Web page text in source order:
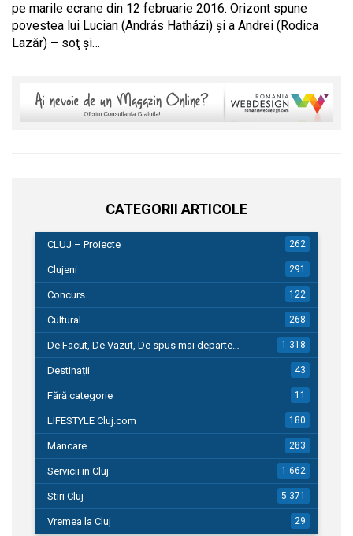
pe marile ecrane din 12 februarie 2016. Orizont spune
povestea lui Lucian (András Hatházi) şi a Andrei (Rodica
Lazăr) – soţ şi…
CATEGORII ARTICOLE
CLUJ – Proiecte 262
Clujeni 291
Concurs 122
Cultural 268
De Facut, De Vazut, De spus mai departe… 1.318
Destinații 43
Fără categorie 11
LIFESTYLE Cluj.com 180
Mancare 283
Servicii in Cluj 1.662
Stiri Cluj 5.371
Vremea la Cluj 29